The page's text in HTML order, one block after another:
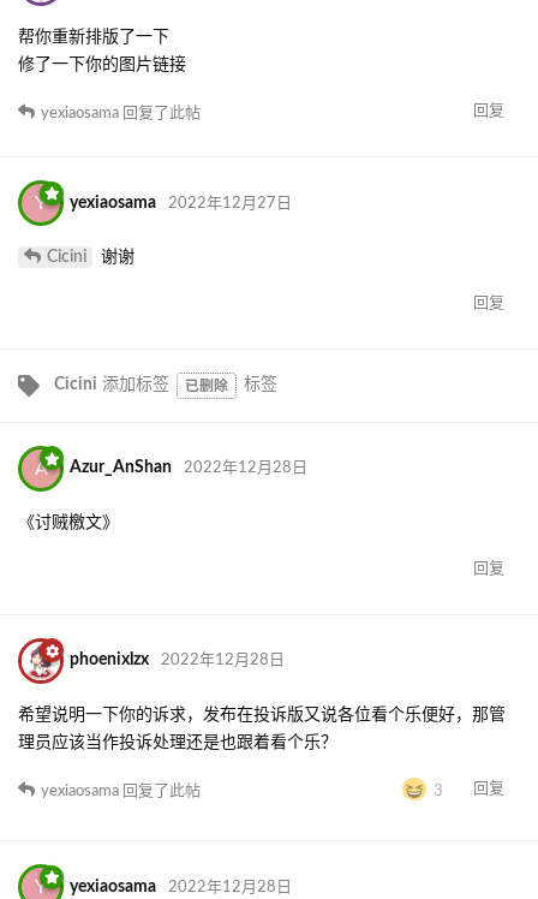
帮你重新排版了一下
修了一下你的图片链接
回复
yexiaosama 回复了此帖
Y yexiaosama 2022年12月27日
Cicini 谢谢
回复
Cicini 添加标签 已删除 标签
A Azur_AnShan 2022年12月28日
《讨贼檄文》
回复
phoenixlzx 2022年12月28日
希望说明一下你的诉求，发布在投诉版又说各位看个乐便好，那管
理员应该当作投诉处理还是也跟着看个乐？
3 回复
yexiaosama 回复了此帖
Y yexiaosama 2022年12月28日